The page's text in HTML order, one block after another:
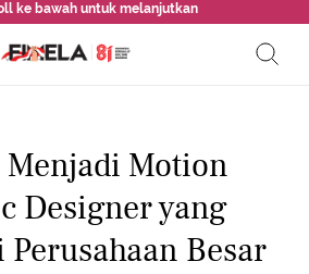
ke bawah untuk melanjutkan
Menjadi Motion
Designer yang
Besar